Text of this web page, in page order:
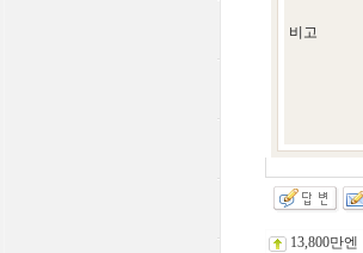
비고
13,800만엔